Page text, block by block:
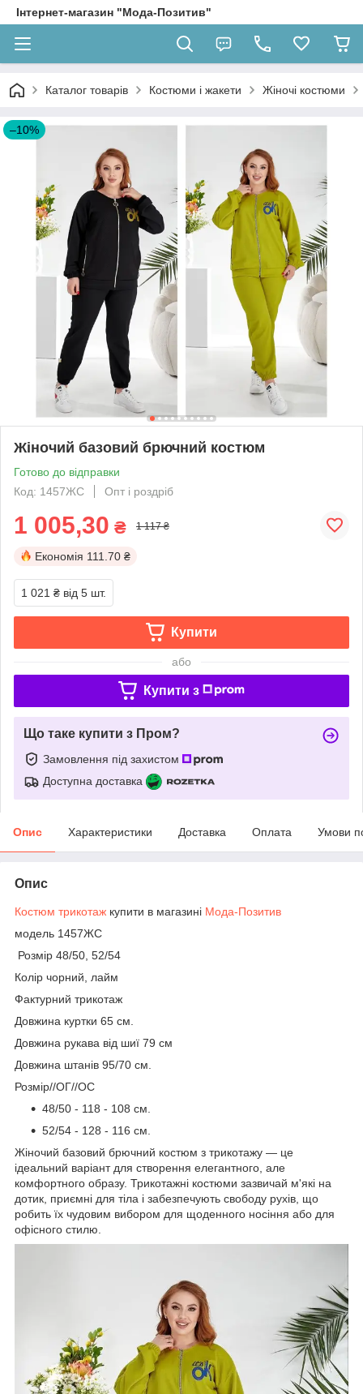
Інтернет-магазин "Мода-Позитив"
Каталог товарів Костюми і жакети Жіночі костюми
–10%
Жіночий базовий брючний костюм
Готово до відправки
Код: 1457ЖС
Опт і роздріб
1 005,30 ₴ 1 117 ₴
Економія 111.70 ₴
1 021 ₴ від 5 шт.
Купити
або
Купити з
Що таке купити з Пром?
Замовлення під захистом
Доступна доставка
Опис Характеристики Доставка Оплата Умови
Опис
Костюм трикотаж купити в магазині Мода-Позитив
модель 1457ЖС
Розмір 48/50, 52/54
Колір чорний, лайм
Фактурний трикотаж
Довжина куртки 65 см.
Довжина рукава від шиї 79 см
Довжина штанів 95/70 см.
Розмір//ОГ//ОС
48/50 - 118 - 108 см.
52/54 - 128 - 116 см.
Жіночий базовий брючний костюм з трикотажу — це
ідеальний варіант для створення елегантного, але
комфортного образу. Трикотажні костюми зазвичай м'які на
дотик, приємні для тіла і забезпечують свободу рухів, що
робить їх чудовим вибором для щоденного носіння або для
офісного стилю.